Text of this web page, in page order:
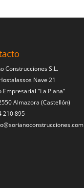
Construcciones S.L.
Nave 21
Empresarial "La Plana"
Almazora (Castellón)
210 895